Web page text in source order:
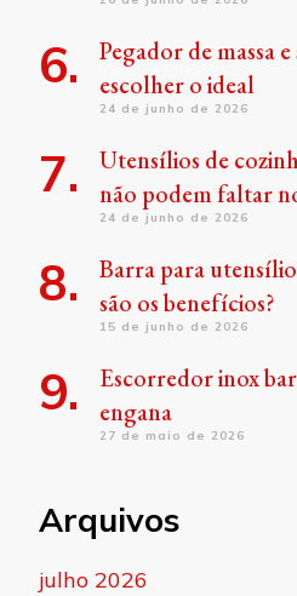
Pegador de massa
escolher o ideal
24 de junho de 2026
Utensílios de
não podem faltar
24 de junho de 2026
Barra para
são os benefícios?
15 de junho de 2026
Escorredor inox
engana
27 de maio de 2026
Arquivos
julho 2026